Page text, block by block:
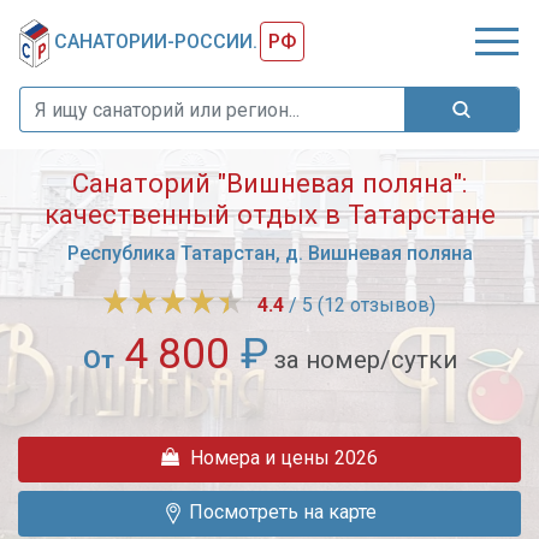
САНАТОРИИ-РОССИИ. РФ
Санаторий "Вишневая поляна":
качественный отдых в Татарстане
Республика Татарстан, д. Вишневая поляна
4.4 / 5 (12 отзывов)
От 4 800 ₽ за номер/сутки
Санаторий
"Вишневая
("Лучезарный"):
Номера и цены 2026
Посмотреть на карте